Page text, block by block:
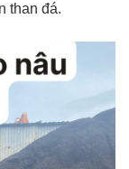
than đá.